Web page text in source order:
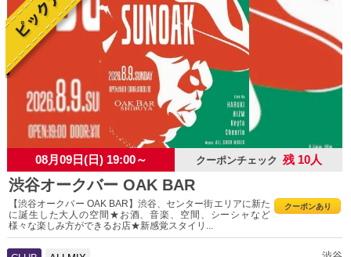
08月09日(日) 19:00～ クーポンチェック 残 10人
渋谷オークバー OAK BAR
クーポンあり
【渋谷オークバー OAK BAR】渋谷、センター街エリアに新た
に誕生した大人の空間★お酒、音楽、空間、シーシャなど
様々な楽しみ方ができるお店★新感覚スタイリ...